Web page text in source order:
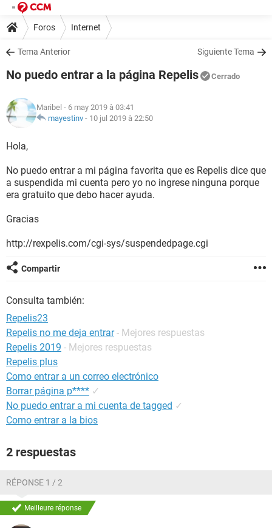
Foros Internet
Tema Anterior Siguiente Tema
No puedo entrar a la página Repelis Cerrado
Maribel - 6 may 2019 à 03:41
mayestinv - 10 jul 2019 à 22:50
Hola,
No puedo entrar a mi página favorita que es Repelis dice que
a suspendida mi cuenta pero yo no ingrese ninguna porque
era gratuito que debo hacer ayuda.
Gracias
http://rexpelis.com/cgi-sys/suspendedpage.cgi
Compartir
Consulta también:
Repelis23
Repelis no me deja entrar - Mejores respuestas
Repelis 2019 - Mejores respuestas
Repelis plus
Como entrar a un correo electrónico
Borrar página p**** ✓
No puedo entrar a mi cuenta de tagged ✓
Como entrar a la bios
2 respuestas
RÉPONSE 1 / 2
Meilleure réponse